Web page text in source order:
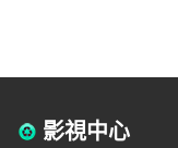
影視中心